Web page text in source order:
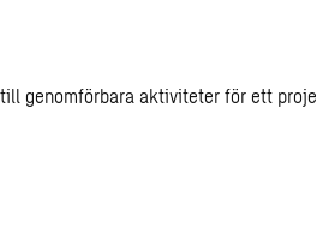
genomförbara aktiviteter för ett